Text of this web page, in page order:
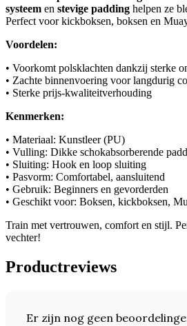
systeem en stevige padding helpen ze
Perfect voor kickboksen, boksen en
Voordelen:
• Voorkomt polsklachten dankzij sterke
• Zachte binnenvoering voor langdurig
• Sterke prijs-kwaliteitverhouding
Kenmerken:
• Materiaal: Kunstleer (PU)
• Vulling: Dikke schokabsorberende
• Sluiting: Hook en loop sluiting
• Pasvorm: Comfortabel, aansluitend
• Gebruik: Beginners en gevorderden
• Geschikt voor: Boksen, kickboksen,
Train met vertrouwen, comfort en stijl.
vechter!
Productreviews
Er zijn nog geen